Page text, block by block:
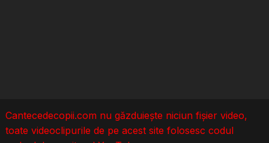
Cantecedecopii.com nu găzduieşte niciun fișier video,
toate videoclipurile de pe acest site folosesc codul